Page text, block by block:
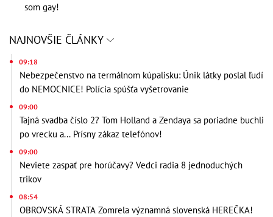
som gay!
NAJNOVŠIE ČLÁNKY
09:18
Nebezpečenstvo na termálnom kúpalisku: Únik látky poslal ľudí
do NEMOCNICE! Polícia spúšťa vyšetrovanie
09:00
Tajná svadba číslo 2? Tom Holland a Zendaya sa poriadne buchli
po vrecku a... Prísny zákaz telefónov!
09:00
Neviete zaspať pre horúčavy? Vedci radia 8 jednoduchých
trikov
08:54
OBROVSKÁ STRATA Zomrela významná slovenská HEREČKA!